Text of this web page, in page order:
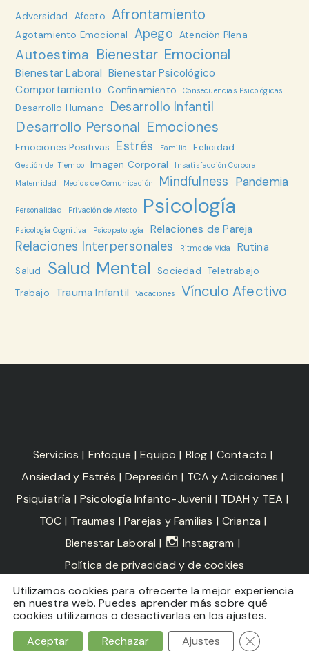
Adversidad Afecto Afrontamiento
Agotamiento Emocional Apego Atención Plena
Autoestima Bienestar Emocional
Bienestar Laboral Bienestar Psicológico
Comportamiento
Confinamiento Consecuencias Psicológicas
Desarrollo Humano Desarrollo Infantil
Desarrollo Personal Emociones
Emociones Positivas Estrés Familia Felicidad
Gestión del Tiempo Imagen Corporal
Insatisfacción Corporal
Maternidad
Medios de Comunicación Mindfulness Pandemia
Personalidad Privación de Afecto Psicología
Psicología Cognitiva Psicopatología Relaciones de Pareja
Relaciones Interpersonales Ritmo de Vida Rutina
Salud Salud Mental Sociedad Teletrabajo
Trabajo
Trauma Infantil Vacaciones Vínculo Afectivo
Servicios Enfoque Equipo Blog
Contacto
Ansiedad y Estrés
Depresión
TCA y Adicciones
Psiquiatría
Psicología Infanto-Juvenil
TDAH y TEA
TOC
Traumas Parejas y Familias
Crianza
Bienestar Laboral
Instagram
Política de privacidad y de cookies
Copyright Ana Isabel García-Izquierdo Peribáñez -
Psicóloga y psicoterapeuta en Denia
Utilizamos cookies para ofrecerte la mejor experiencia
en nuestra web. Puedes aprender más sobre qué
cookies utilizamos o desactivarlas en los ajustes.
Aceptar
Rechazar Ajustes Cerrar el